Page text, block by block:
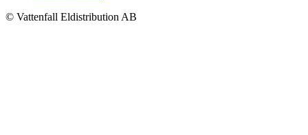
© Vattenfall Eldistribution AB